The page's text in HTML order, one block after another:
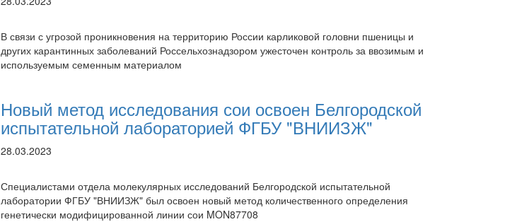
В связи с угрозой проникновения на территорию России карликовой головни пшеницы и
других карантинных заболеваний Россельхознадзором ужесточен контроль за ввозимым и
используемым семенным материалом
Новый метод исследования сои освоен Белгородской
испытательной лабораторией ФГБУ "ВНИИЗЖ"
28.03.2023
Специалистами отдела молекулярных исследований Белгородской испытательной
лаборатории ФГБУ "ВНИИЗЖ" был освоен новый метод количественного определения
генетически модифицированной линии сои MON87708